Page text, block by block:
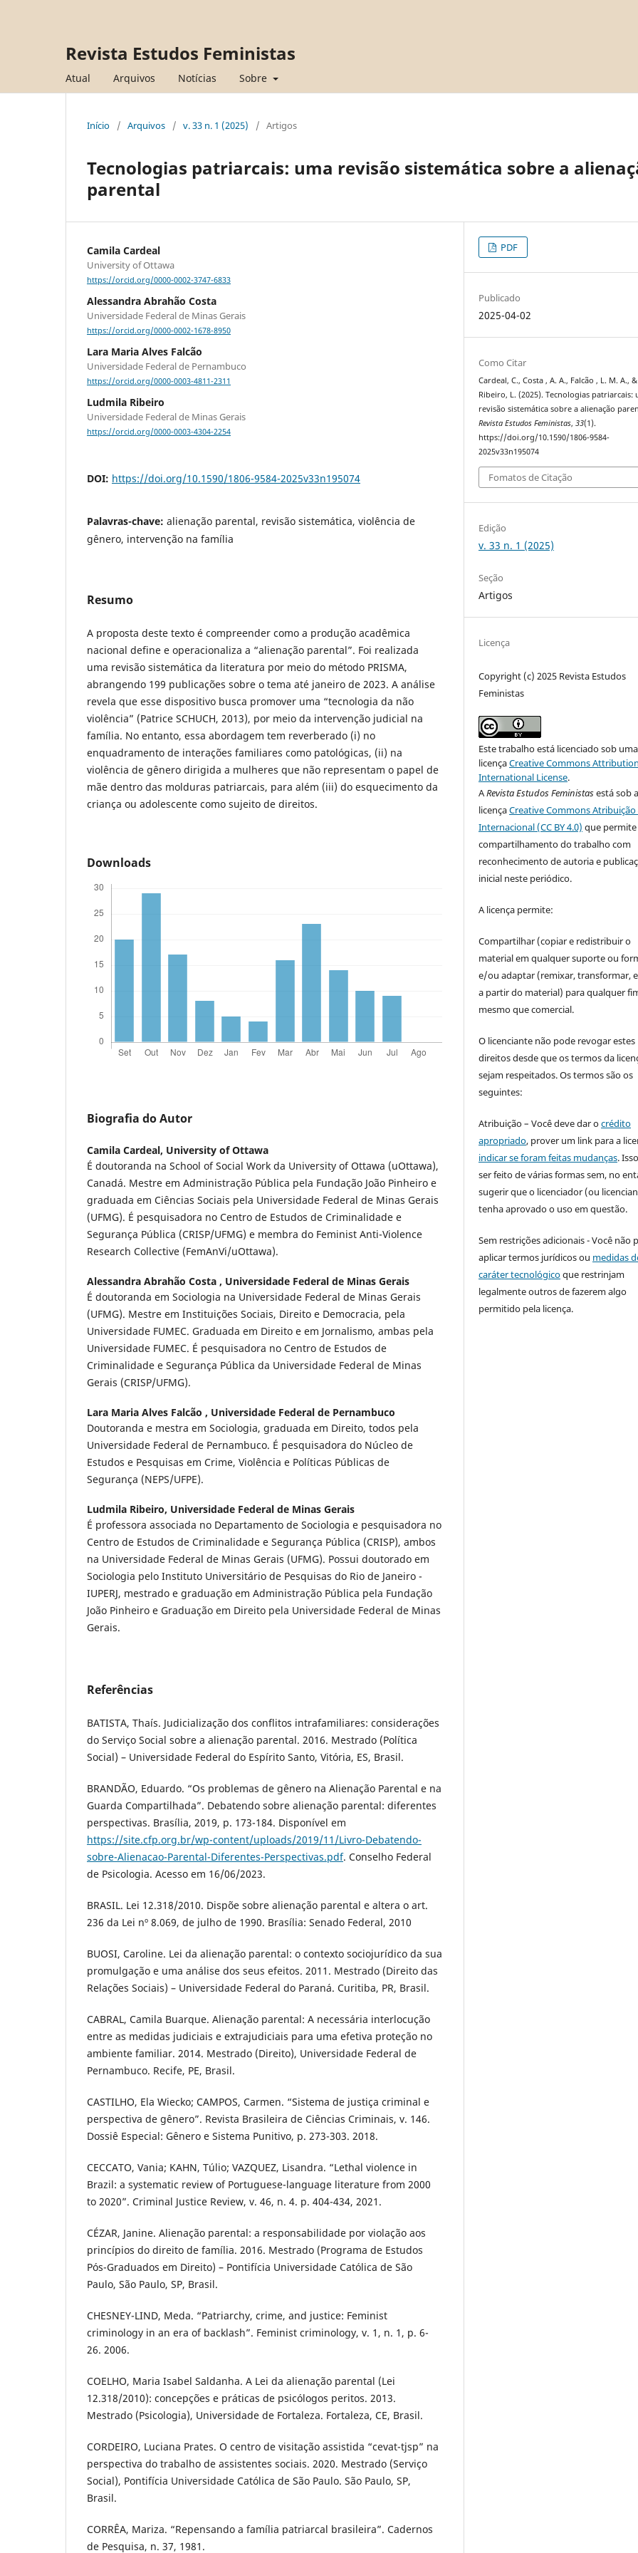
Revista Estudos Feministas
Atual Arquivos Notícias Sobre
Início / Arquivos / v. 33 n. 1 (2025) / Artigos
Tecnologias patriarcais: uma revisão sistemática sobre a
parental
Camila Cardeal
University of Ottawa
https://orcid.org/0000-0002-3747-6833
Alessandra Abrahão Costa
Universidade Federal de Minas Gerais
https://orcid.org/0000-0002-1678-8950
Lara Maria Alves Falcão
Universidade Federal de Pernambuco
https://orcid.org/0000-0003-4811-2311
Ludmila Ribeiro
Universidade Federal de Minas Gerais
https://orcid.org/0000-0003-4304-2254
DOI: https://doi.org/10.1590/1806-9584-2025v33n195074
Palavras-chave: alienação parental, revisão sistemática, violência de
gênero, intervenção na família
Resumo
A proposta deste texto é compreender como a produção acadêmica
nacional define e operacionaliza a “alienação parental”. Foi realizada
uma revisão sistemática da literatura por meio do método PRISMA,
abrangendo 199 publicações sobre o tema até janeiro de 2023. A análise
revela que esse dispositivo busca promover uma “tecnologia da não
violência” (Patrice SCHUCH, 2013), por meio da intervenção judicial na
família. No entanto, essa abordagem tem reverberado (i) no
enquadramento de interações familiares como patológicas, (ii) na
violência de gênero dirigida a mulheres que não representam o papel de
mãe dentro das molduras patriarcais, para além (iii) do esquecimento da
criança ou adolescente como sujeito de direitos.
Downloads
Biografia do Autor
Camila Cardeal, University of Ottawa
É doutoranda na School of Social Work da University of Ottawa (uOttawa),
Canadá. Mestre em Administração Pública pela Fundação João Pinheiro e
graduada em Ciências Sociais pela Universidade Federal de Minas Gerais
(UFMG). É pesquisadora no Centro de Estudos de Criminalidade e
Segurança Pública (CRISP/UFMG) e membra do Feminist Anti-Violence
Research Collective (FemAnVi/uOttawa).
Alessandra Abrahão Costa , Universidade Federal de Minas Gerais
É doutoranda em Sociologia na Universidade Federal de Minas Gerais
(UFMG). Mestre em Instituições Sociais, Direito e Democracia, pela
Universidade FUMEC. Graduada em Direito e em Jornalismo, ambas pela
Universidade FUMEC. É pesquisadora no Centro de Estudos de
Criminalidade e Segurança Pública da Universidade Federal de Minas
Gerais (CRISP/UFMG).
Lara Maria Alves Falcão , Universidade Federal de Pernambuco
Doutoranda e mestra em Sociologia, graduada em Direito, todos pela
Universidade Federal de Pernambuco. É pesquisadora do Núcleo de
Estudos e Pesquisas em Crime, Violência e Políticas Públicas de
Segurança (NEPS/UFPE).
Ludmila Ribeiro, Universidade Federal de Minas Gerais
É professora associada no Departamento de Sociologia e pesquisadora no
Centro de Estudos de Criminalidade e Segurança Pública (CRISP), ambos
na Universidade Federal de Minas Gerais (UFMG). Possui doutorado em
Sociologia pelo Instituto Universitário de Pesquisas do Rio de Janeiro -
IUPERJ, mestrado e graduação em Administração Pública pela Fundação
João Pinheiro e Graduação em Direito pela Universidade Federal de Minas
Gerais.
Referências
BATISTA, Thaís. Judicialização dos conflitos intrafamiliares: considerações
do Serviço Social sobre a alienação parental. 2016. Mestrado (Política
Social) – Universidade Federal do Espírito Santo, Vitória, ES, Brasil.
BRANDÃO, Eduardo. “Os problemas de gênero na Alienação Parental e na
Guarda Compartilhada”. Debatendo sobre alienação parental: diferentes
perspectivas. Brasília, 2019, p. 173-184. Disponível em
https://site.cfp.org.br/wp-content/uploads/2019/11/Livro-Debatendo-
sobre-Alienacao-Parental-Diferentes-Perspectivas.pdf. Conselho Federal
de Psicologia. Acesso em 16/06/2023.
BRASIL. Lei 12.318/2010. Dispõe sobre alienação parental e altera o art.
236 da Lei nº 8.069, de julho de 1990. Brasília: Senado Federal, 2010
BUOSI, Caroline. Lei da alienação parental: o contexto sociojurídico da sua
promulgação e uma análise dos seus efeitos. 2011. Mestrado (Direito das
Relações Sociais) – Universidade Federal do Paraná. Curitiba, PR, Brasil.
CABRAL, Camila Buarque. Alienação parental: A necessária interlocução
entre as medidas judiciais e extrajudiciais para uma efetiva proteção no
ambiente familiar. 2014. Mestrado (Direito), Universidade Federal de
Pernambuco. Recife, PE, Brasil.
CASTILHO, Ela Wiecko; CAMPOS, Carmen. “Sistema de justiça criminal e
perspectiva de gênero”. Revista Brasileira de Ciências Criminais, v. 146.
Dossiê Especial: Gênero e Sistema Punitivo, p. 273-303. 2018.
CECCATO, Vania; KAHN, Túlio; VAZQUEZ, Lisandra. “Lethal violence in
Brazil: a systematic review of Portuguese-language literature from 2000
to 2020”. Criminal Justice Review, v. 46, n. 4. p. 404-434, 2021.
CÉZAR, Janine. Alienação parental: a responsabilidade por violação aos
princípios do direito de família. 2016. Mestrado (Programa de Estudos
Pós-Graduados em Direito) – Pontifícia Universidade Católica de São
Paulo, São Paulo, SP, Brasil.
CHESNEY-LIND, Meda. “Patriarchy, crime, and justice: Feminist
criminology in an era of backlash”. Feminist criminology, v. 1, n. 1, p. 6-
26. 2006.
COELHO, Maria Isabel Saldanha. A Lei da alienação parental (Lei
12.318/2010): concepções e práticas de psicólogos peritos. 2013.
Mestrado (Psicologia), Universidade de Fortaleza. Fortaleza, CE, Brasil.
CORDEIRO, Luciana Prates. O centro de visitação assistida “cevat-tjsp” na
perspectiva do trabalho de assistentes sociais. 2020. Mestrado (Serviço
Social), Pontifícia Universidade Católica de São Paulo. São Paulo, SP,
Brasil.
CORRÊA, Mariza. “Repensando a família patriarcal brasileira”. Cadernos
de Pesquisa, n. 37, 1981.
PDF
Publicado
2025-04-02
Como Citar
Cardeal, C., Costa , A. A., Falcão , L. M. A., &
Ribeiro, L. (2025). Tecnologias patriarcais:
revisão sistemática sobre a alienação
Revista Estudos Feministas,33(1).
https://doi.org/10.1590/1806-9584-
2025v33n195074
Fomatos de Citação
Edição
v. 33 n. 1 (2025)
Seção
Artigos
Licença
Copyright (c) 2025 Revista Estudos
Feministas
Este trabalho está licenciado sob uma
licençaCreative Commons
International License.
ARevista Estudos Feministasestá sob a
licençaCreative Commons Atribuição
Internacional (CC BY 4.0) que
compartilhamento do trabalho com
reconhecimento de autoria e
inicial neste periódico.
A licença permite:
Compartilhar (copiar e redistribuir o
material em qualquer suporte ou
e/ou adaptar (remixar, transformar,
a partir do material) para qualquer
mesmo que comercial.
O licenciante não pode revogar estes
direitos desde que os termos da
sejam respeitados. Os termos são os
seguintes:
Atribuição – Você deve dar ocrédito
apropriado, prover um link para a
indicar se foram feitas mudanças.
ser feito de várias formas sem, no
sugerir que o licenciador (ou
tenha aprovado o uso em questão.
Sem restrições adicionais - Você não
aplicar termos jurídicos ou medidas
caráter tecnológicoque restrinjam
legalmente outros de fazerem algo
permitido pela licença.